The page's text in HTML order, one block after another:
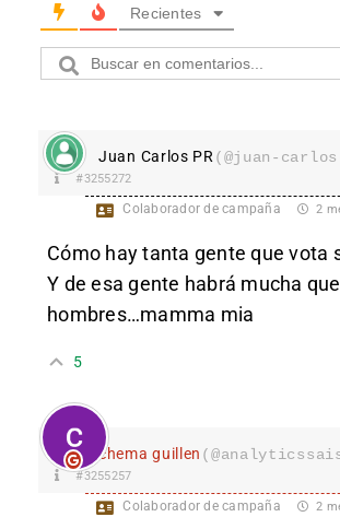
Recientes
Juan Carlos PR (@juan-
#3255272
Colaborador de campaña 2
Cómo hay tanta gente que vota
Y de esa gente habrá mucha
hombres…mamma mia
5
chema guillen
#3255257
Colaborador de campaña 2